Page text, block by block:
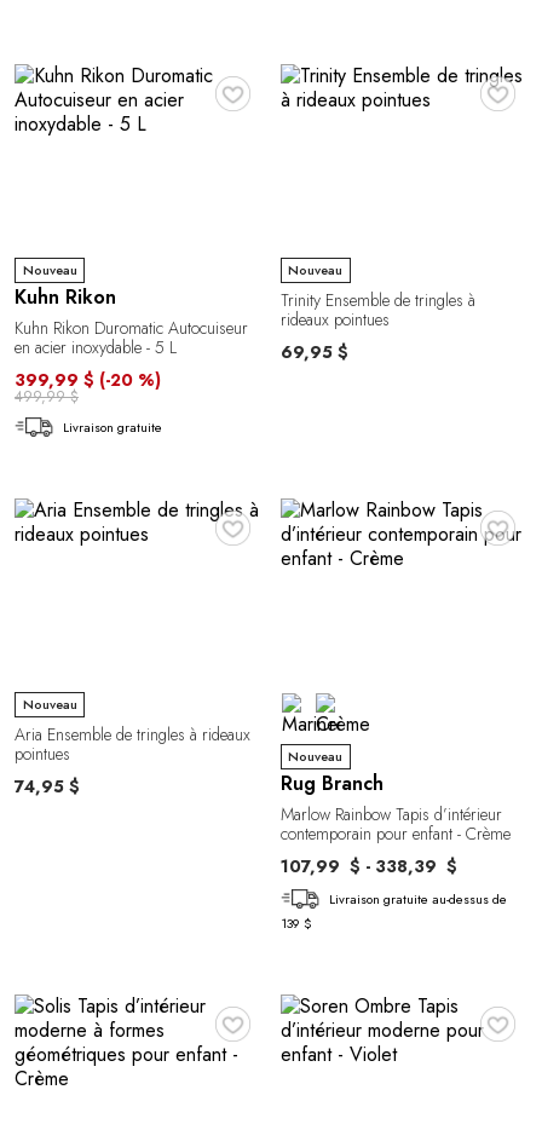
♥
Nouveau
Kuhn Rikon
Kuhn Rikon Duromatic Autocuiseur
en acier inoxydable - 5 L
399,99 $ (-20 %)
499,99 $
Livraison gratuite
♥
Nouveau
Trinity Ensemble de tringles à
rideaux pointues
69,95 $
♥
Nouveau
Aria Ensemble de tringles à rideaux
pointues
74,95 $
♥
Nouveau
Rug Branch
Marlow Rainbow Tapis d’intérieur
contemporain pour enfant - Crème
107,99 $ - 338,39 $
Livraison gratuite au-dessus de
139 $
♥ ♥